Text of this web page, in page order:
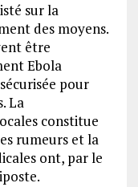
sur la
des moyens.
être
Ebola
pour
La
constitue
rumeurs et la
ont, par le